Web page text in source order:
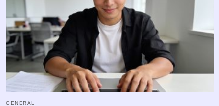
GENERAL